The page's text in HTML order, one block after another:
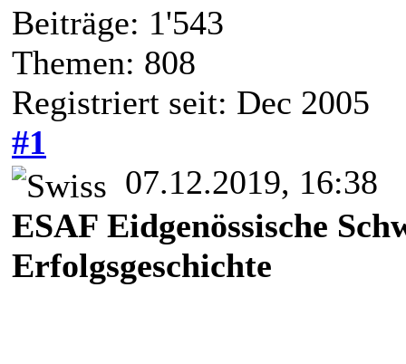
Beiträge: 1'543
Themen: 808
Registriert seit: Dec 2005
#1
07.12.2019, 16:38
ESAF Eidgenössische
Erfolgsgeschichte